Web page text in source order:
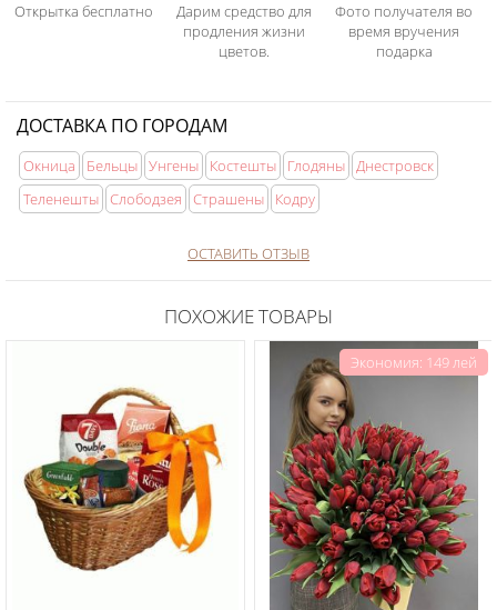
Открытка бесплатно
Дарим средство для
продления жизни
цветов.
Фото получателя во
время вручения
подарка
ДОСТАВКА ПО ГОРОДАМ
Окница Бельцы Унгены Костешты Глодяны Днестровск
Теленешты Слободзея Страшены Кодру
ОСТАВИТЬ ОТЗЫВ
ПОХОЖИЕ ТОВАРЫ
Экономия: 149 лей